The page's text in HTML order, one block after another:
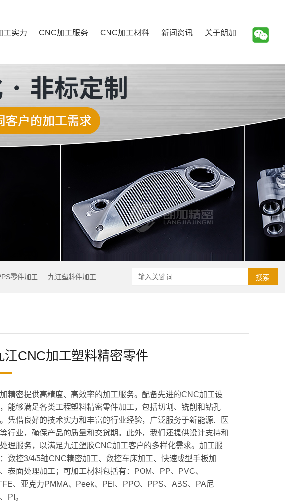
工实力 CNC加工服务 CNC加工材料 新闻资讯 关于朗加
零件加工 九江塑料件加工 搜索
江CNC加工塑料精密零件
精密提供高精度、高效率的加工服务。配备先进的CNC加工设
能够满足各类工程塑料精密零件加工，包括切割、铣削和钻孔
凭借良好的技术实力和丰富的行业经验，广泛服务于新能源、医
行业，确保产品的质量和交货期。此外，我们还提供设计支持和
理服务，以满足九江塑胶CNC加工客户的多样化需求。加工服
数控3/4/5轴CNC精密加工、数控车床加工、快速成型手板加
表面处理加工；可加工材料包括有：POM、PP、PVC、
、亚克力PMMA、Peek、PEI、PPO、PPS、ABS、PA尼
PI。